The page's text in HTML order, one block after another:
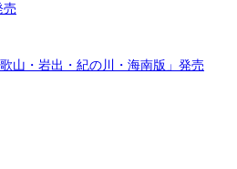
売
山・岩出・紀の川・海南版」発売